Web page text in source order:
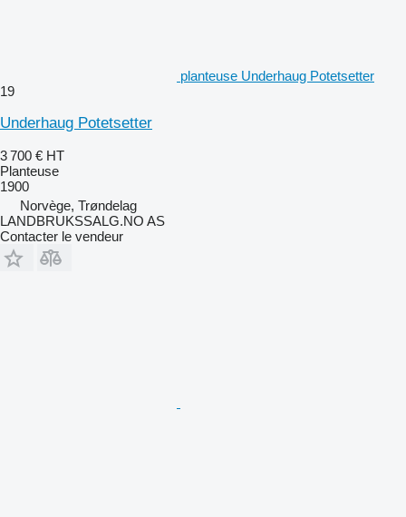
planteuse Underhaug Potetsetter
19
Underhaug Potetsetter
3 700 € HT
Planteuse
1900
Norvège, Trøndelag
LANDBRUKSSALG.NO AS
Contacter le vendeur